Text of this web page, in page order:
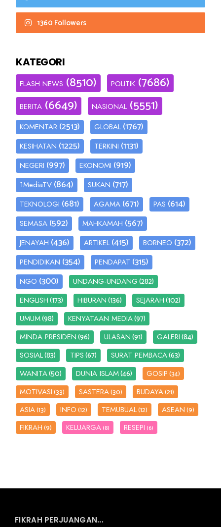
1360 Followers
KATEGORI
FLASH NEWS (8510) POLITIK (7686)
BERITA (6649) NASIONAL (5551)
KOMENTAR (2513) GLOBAL (1767)
KESIHATAN (1225) TERKINI (1131)
NEGERI (997) EKONOMI (919)
1MediaTV (864) SUKAN (717)
TEKNOLOGI (681) AGAMA (671) PAS (614)
SEMASA (592) MAHKAMAH (567)
JENAYAH (436) ARTIKEL (415) BORNEO (372)
PENDIDIKAN (354) PENDAPAT (315)
NGO (300) UNDANG-UNDANG(282)
ENGLISH(173) HIBURAN(136) SEJARAH(102)
UMUM(98) KENYATAAN MEDIA(97)
MINDA PRESIDEN(96) ULASAN(91) GALERI(84)
SOSIAL(83) TIPS(67) SURAT PEMBACA(63)
WANITA(50) DUNIA ISLAM(46) GOSIP(34)
MOTIVASI(33) SASTERA(30) BUDAYA(21)
ASIA(13) INFO(12) TEMUBUAL(12) ASEAN(9)
FIKRAH(9) KELUARGA (8) RESEPI (6)
FIKRAH PERJUANGAN...